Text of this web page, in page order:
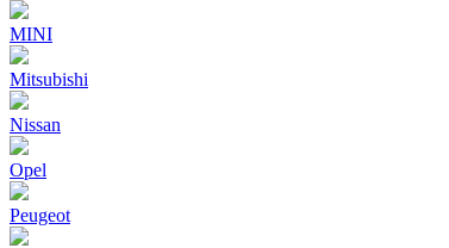
MINI
Mitsubishi
Nissan
Opel
Peugeot